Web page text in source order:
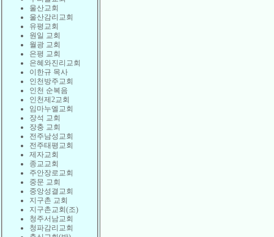
울산교회
울산감리교회
유평교회
원일 교회
월광 교회
은평 교회
은혜와진리교회
이한규 목사
인천방주교회
인천 순복음
인천제2교회
임마누엘교회
장석 교회
장충 교회
전주남성교회
전주태평교회
제자교회
종교교회
주안장로교회
중문 교회
중앙성결교회
지구촌 교회
지구촌교회(조)
청주서남교회
청파감리교회